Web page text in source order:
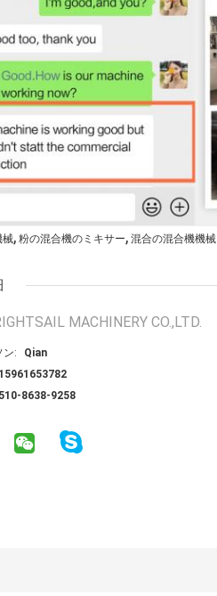
械, 粉の混合機のミキサー, 混合の混合機機械
MACHINERY CO.,LTD.
ン:
Qian
8638-9258